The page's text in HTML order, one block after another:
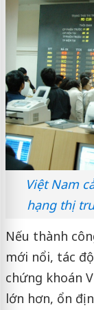
Việt Nam
hạng thị
Nếu thành
mới nổi, tác
chứng khoán
lớn hơn, ổn